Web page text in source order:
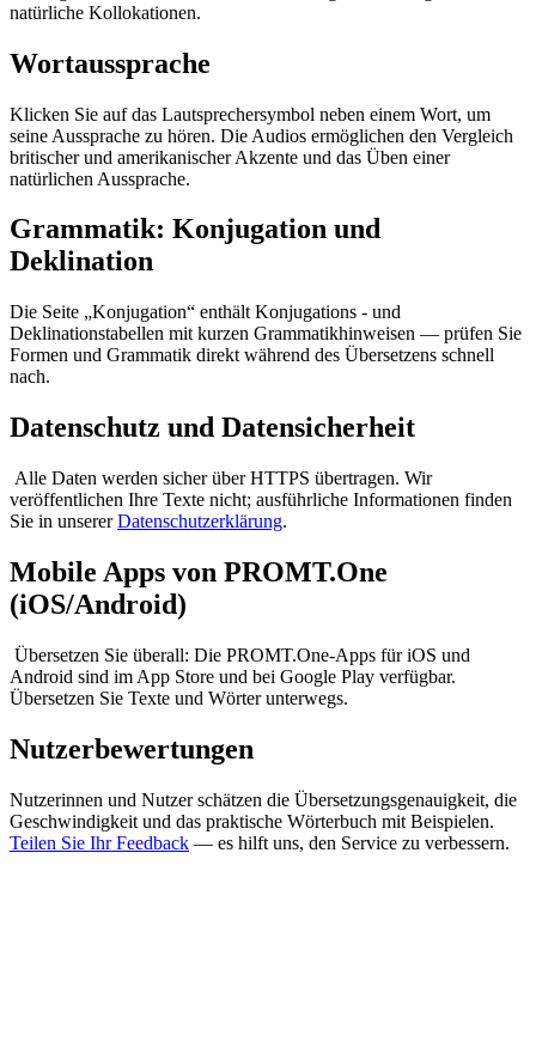
natürliche Kollokationen.
Wortaussprache
Klicken Sie auf das Lautsprechersymbol neben einem Wort, um
seine Aussprache zu hören. Die Audios ermöglichen den Vergleich
britischer und amerikanischer Akzente und das Üben einer
natürlichen Aussprache.
Grammatik: Konjugation und
Deklination
Die Seite „Konjugation“ enthält Konjugations - und
Deklinationstabellen mit kurzen Grammatikhinweisen — prüfen Sie
Formen und Grammatik direkt während des Übersetzens schnell
nach.
Datenschutz und Datensicherheit
Alle Daten werden sicher über HTTPS übertragen. Wir
veröffentlichen Ihre Texte nicht; ausführliche Informationen finden
Sie in unsererDatenschutzerklärung.
Mobile Apps von PROMT.One
(iOS/Android)
Übersetzen Sie überall: Die PROMT.One-Apps für iOS und
Android sind im App Store und bei Google Play verfügbar.
Übersetzen Sie Texte und Wörter unterwegs.
Nutzerbewertungen
Nutzerinnen und Nutzer schätzen die Übersetzungsgenauigkeit, die
Geschwindigkeit und das praktische Wörterbuch mit Beispielen.
Teilen Sie Ihr Feedback — es hilft uns, den Service zu verbessern.